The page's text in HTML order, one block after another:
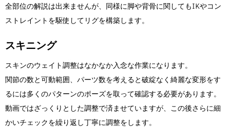
全部位の解説は出来ませんが、同様に脚や背骨に関してもIKやコン
ストレイントを駆使してリグを構築します。
スキニング
スキンのウェイト調整はなかなか入念な作業になります。
関節の数と可動範囲、パーツ数を考えると破綻なく綺麗な変形をす
るには多くのパターンのポーズを取って確認する必要があります。
動画ではざっくりとした調整で済ませていますが、この後さらに細
かいチェックを繰り返し丁寧に調整をします。